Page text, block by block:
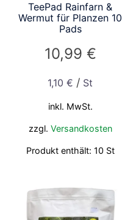
TeePad Rainfarn &
Wermut für Planzen 10
Pads
10,99 €
1,10€ / St
inkl. MwSt.
zzgl. Versandkosten
Produkt enthält: 10 St